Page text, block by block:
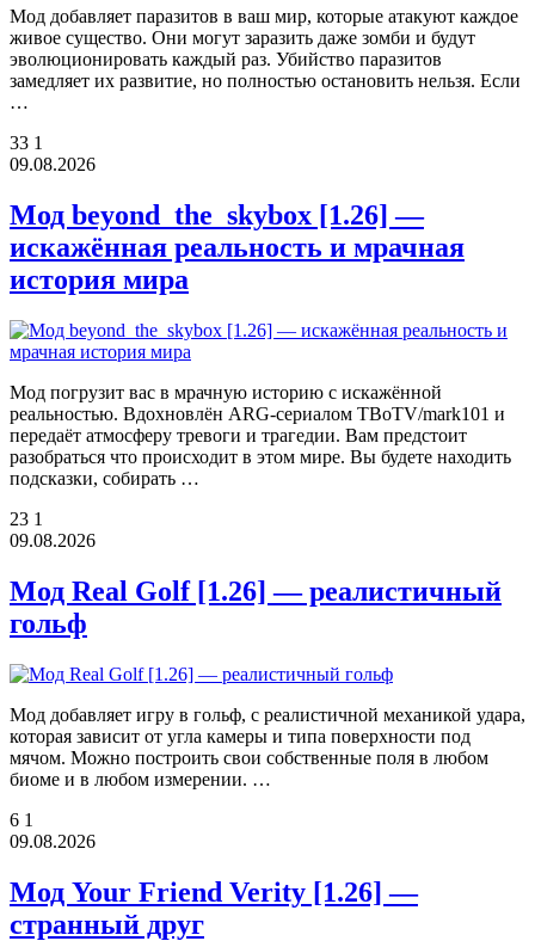
Мод добавляет паразитов в ваш мир, которые атакуют каждое
живое существо. Они могут заразить даже зомби и будут
эволюционировать каждый раз. Убийство паразитов
замедляет их развитие, но полностью остановить нельзя. Если
…
33 1
09.08.2026
Мод beyond_the_skybox [1.26] —
искажённая реальность и мрачная
история мира
Мод погрузит вас в мрачную историю с искажённой
реальностью. Вдохновлён ARG-сериалом TBoTV/mark101 и
передаёт атмосферу тревоги и трагедии. Вам предстоит
разобраться что происходит в этом мире. Вы будете находить
подсказки, собирать …
23 1
09.08.2026
Мод Real Golf [1.26] — реалистичный
гольф
Мод добавляет игру в гольф, с реалистичной механикой удара,
которая зависит от угла камеры и типа поверхности под
мячом. Можно построить свои собственные поля в любом
биоме и в любом измерении. …
6 1
09.08.2026
Мод Your Friend Verity [1.26] —
странный друг